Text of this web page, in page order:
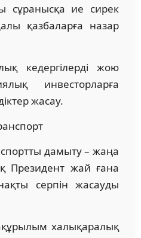
сұранысқа ие сирек
қазбаларға назар
кедергілерді жою
инвесторларға
жасау.
дамыту – жаңа
Президент жай ғана
серпін жасауды
халықаралық